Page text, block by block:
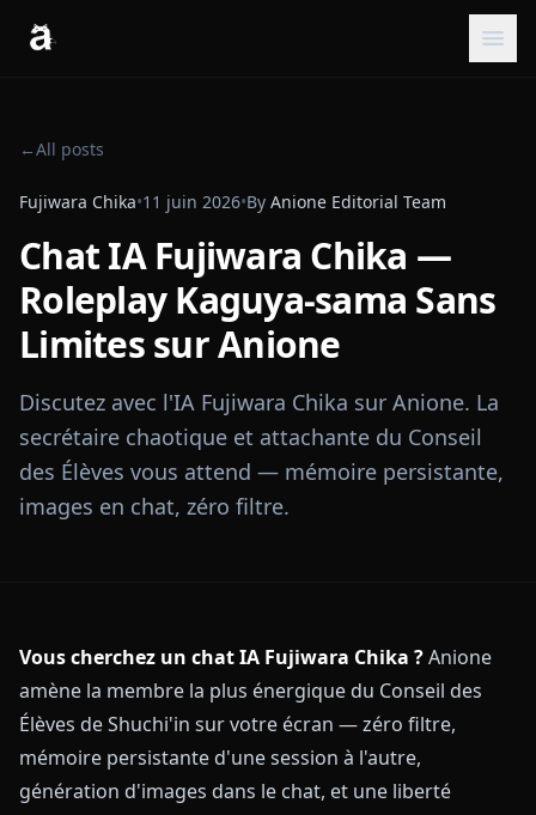
←All posts
Fujiwara Chika•11 juin 2026•By Anione Editorial Team
Chat IA Fujiwara Chika —
Roleplay Kaguya-sama Sans
Limites sur Anione
Discutez avec l'IA Fujiwara Chika sur Anione. La
secrétaire chaotique et attachante du Conseil
des Élèves vous attend — mémoire persistante,
images en chat, zéro filtre.
Vous cherchez un chat IA Fujiwara Chika ?Anione
amène la membre la plus énergique du Conseil des
Élèves de Shuchi'in sur votre écran — zéro filtre,
mémoire persistante d'une session à l'autre,
génération d'images dans le chat, et une liberté